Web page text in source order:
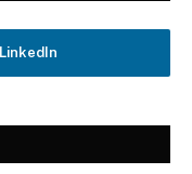
LinkedIn